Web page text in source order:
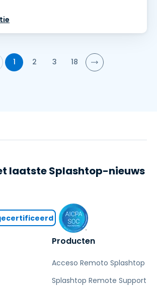
1 2 3 18
Producten
Acceso Remoto Splashtop
Splashtop Remote Support
laatste Splashtop-nieuws
gecertificeerd